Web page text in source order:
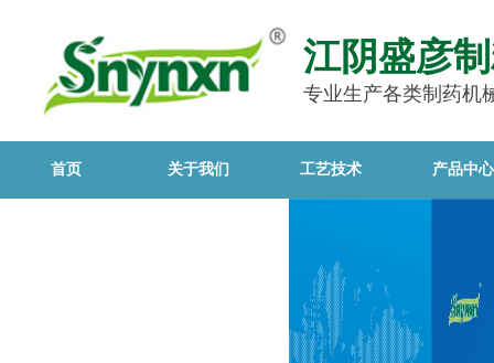
江阴盛彦
专业生产各类制药机
首页 关于我们 工艺技术 产品中心